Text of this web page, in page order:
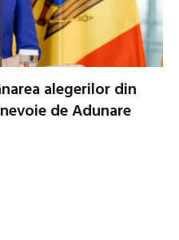
alegerilor din
de Adunare